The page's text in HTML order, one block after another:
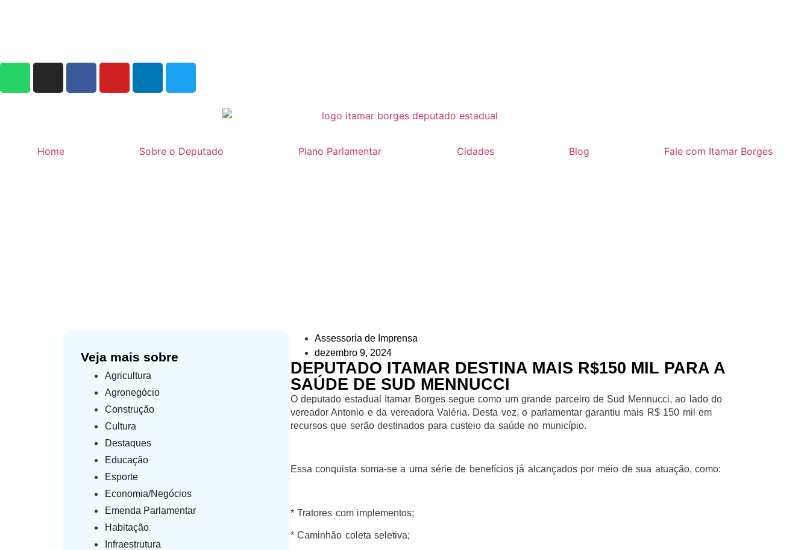
Home Sobre o Deputado Plano Parlamentar Cidades Blog Fale com Itamar Borges
Veja mais sobre
Agricultura
Agronegócio
Construção
Cultura
Destaques
Educação
Esporte
Economia/Negócios
Emenda Parlamentar
Habitação
Infraestrutura
Assessoria de Imprensa
dezembro 9, 2024
DEPUTADO ITAMAR DESTINA MAIS R$150 MIL PARA A
SAÚDE DE SUD MENNUCCI
O deputado estadual Itamar Borges segue como um grande parceiro de Sud Mennucci, ao lado do
vereador Antonio e da vereadora Valéria. Desta vez, o parlamentar garantiu mais R$ 150 mil em
recursos que serão destinados para custeio da saúde no município.
Essa conquista soma-se a uma série de benefícios já alcançados por meio de sua atuação, como:
* Tratores com implementos;
* Caminhão coleta seletiva;